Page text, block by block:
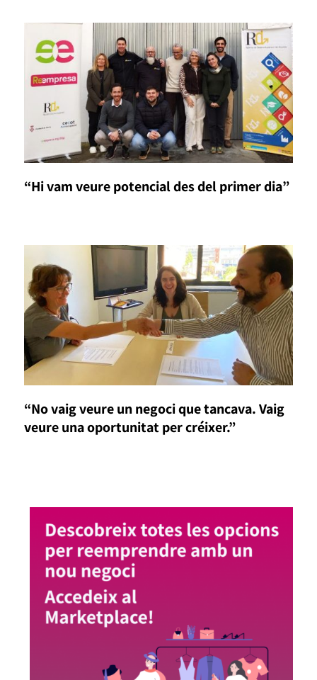
“Hi vam veure potencial des del primer dia”
“No vaig veure un negoci que tancava. Vaig
veure una oportunitat per créixer.”